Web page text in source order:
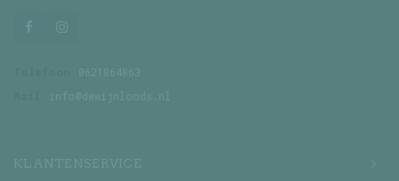
0621864863
info@dewijnloods.nl
KLANTENSERVICE